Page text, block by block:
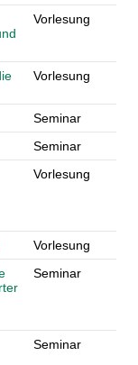
Vorlesung
Vorlesung
Seminar
Seminar
Vorlesung
Vorlesung
Seminar
Seminar